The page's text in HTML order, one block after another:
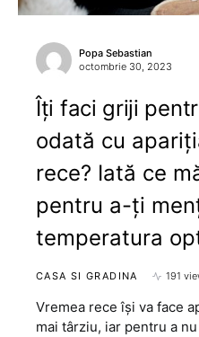
Popa Sebastian
octombrie 30, 2023
Îți faci griji
odată cu
rece? Iată ce
pentru a-ți
temperatura
CASA SI GRADINA 191
Vremea rece îşi va face
mai târziu, iar pentru a